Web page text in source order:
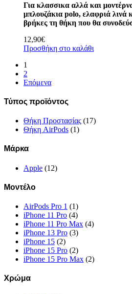
Για κλασσικα αλλά και
μπλουζάκια polo, ελαφριά λινά
βρήκες τη θήκη που θα
12,90€
Προσθήκη στο καλάθι
1
2
Επόμενα
Τύπος προϊόντος
Θήκη Προστασίας (17)
Θήκη AirPods (1)
Μάρκα
Apple (12)
Μοντέλο
AirPods Pro 1 (1)
iPhone 11 Pro (4)
iPhone 11 Pro Max (4)
iPhone 13 Pro (3)
iPhone 15 (2)
iPhone 15 Pro (2)
iPhone 15 Pro Max (2)
Χρώμα